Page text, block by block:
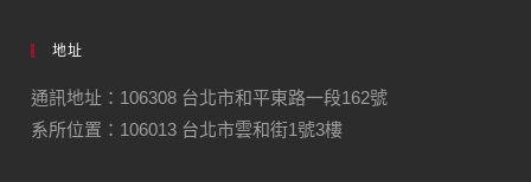
地址
通訊地址：106308 台北市和平東路一段162號
系所位置：106013 台北市雲和街1號3樓